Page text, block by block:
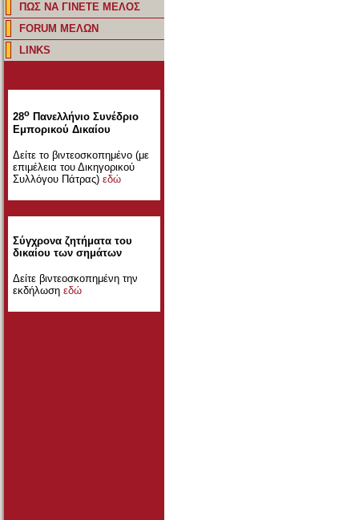
ΠΩΣ ΝΑ ΓΙΝΕΤΕ ΜΕΛΟΣ
FORUM ΜΕΛΩΝ
LINKS
28ο Πανελλήνιο Συνέδριο
Εμπορικού Δικαίου
Δείτε το βιντεοσκοπημένο (με
επιμέλεια του Δικηγορικού
Συλλόγου Πάτρας) εδώ
Σύγχρονα ζητήματα του
δικαίου των σημάτων
Δείτε βιντεοσκοπημένη την
εκδήλωση εδώ